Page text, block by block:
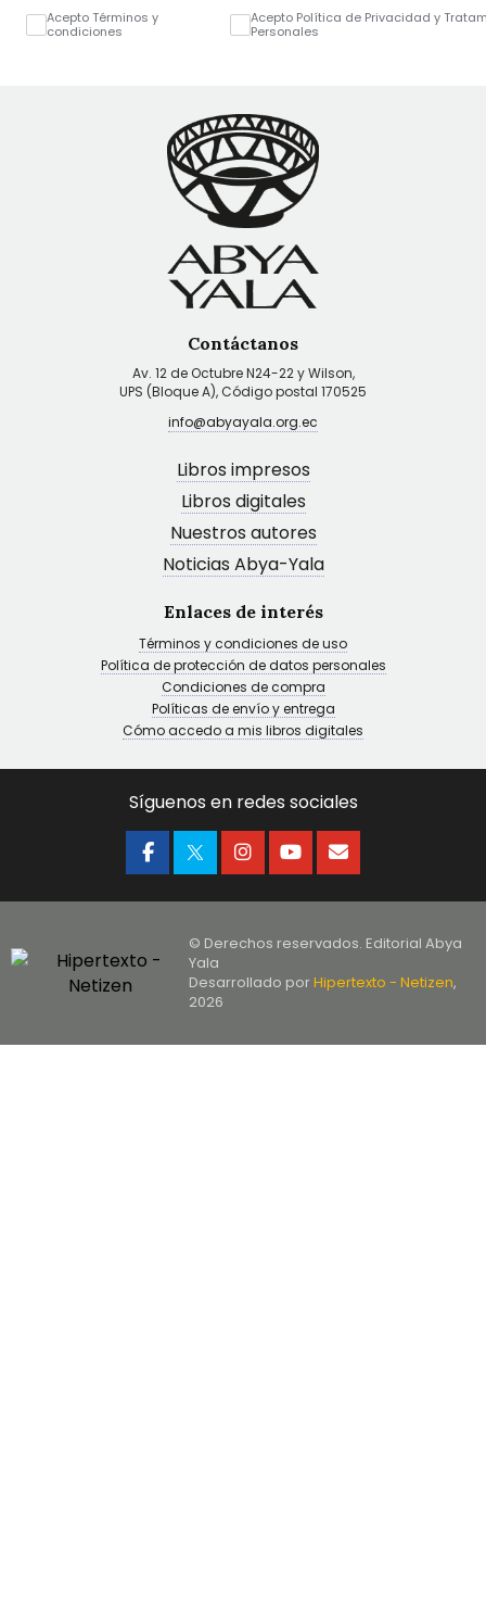
Acepto Términos y
condiciones
Acepto Política de Privacidad y
Personales
Contáctanos
Av. 12 de Octubre N24-22 y Wilson,
UPS (Bloque A), Código postal 170525
info@abyayala.org.ec
Libros impresos
Libros digitales
Nuestros autores
Noticias Abya-Yala
Enlaces de interés
Términos y condiciones de uso
Política de protección de datos personales
Condiciones de compra
Políticas de envío y entrega
Cómo accedo a mis libros digitales
Síguenos en redes sociales
© Derechos reservados. Editorial Abya
Yala
Desarrollado porHipertexto - Netizen,
2026